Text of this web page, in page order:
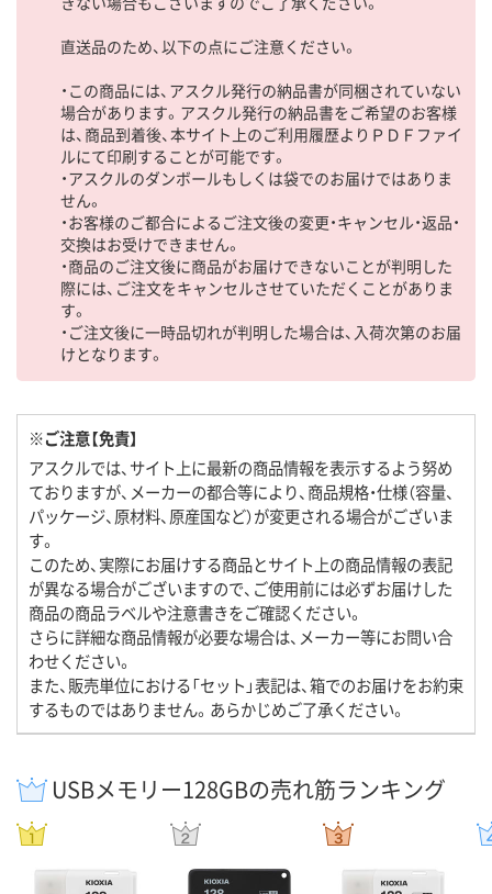
直送品のため、以下の点にご注意ください。
・この商品には、アスクル発行の納品書が同梱されていない
場合があります。アスクル発行の納品書をご希望のお客様
は、商品到着後、本サイト上のご利用履歴よりＰＤＦファイ
ルにて印刷することが可能です。
・アスクルのダンボールもしくは袋でのお届けではありま
せん。
・お客様のご都合によるご注文後の変更・キャンセル・返品・
交換はお受けできません。
・商品のご注文後に商品がお届けできないことが判明した
際には、ご注文をキャンセルさせていただくことがありま
す。
・ご注文後に一時品切れが判明した場合は、入荷次第のお届
けとなります。
※ご注意【免責】
アスクルでは、サイト上に最新の商品情報を表示するよう努め
ておりますが、メーカーの都合等により、商品規格・仕様（容量、
パッケージ、原材料、原産国など）が変更される場合がございま
す。
このため、実際にお届けする商品とサイト上の商品情報の表記
が異なる場合がございますので、ご使用前には必ずお届けした
商品の商品ラベルや注意書きをご確認ください。
さらに詳細な商品情報が必要な場合は、メーカー等にお問い合
わせください。
また、販売単位における「セット」表記は、箱でのお届けをお約束
するものではありません。あらかじめご了承ください。
USBメモリー128GBの売れ筋ランキング